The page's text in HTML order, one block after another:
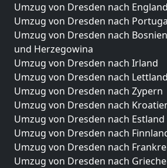
Umzug von Dresden nach England
Umzug von Dresden nach
Umzug von Dresden nach Bosnien
und Herzegowina
Umzug von Dresden nach Irland
Umzug von Dresden nach Lettland
Umzug von Dresden nach Zypern
Umzug von Dresden nach
Umzug von Dresden nach Estland
Umzug von Dresden nach
Umzug von Dresden nach
Umzug von Dresden nach